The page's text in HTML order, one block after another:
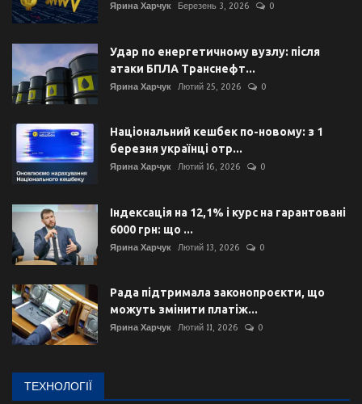
Ярина Харчук Березень 3, 2026 0
Удар по енергетичному вузлу: після
атаки БПЛА Транснефт...
Ярина Харчук Лютий 25, 2026 0
Національний кешбек по-новому: з 1
березня українці отр...
Ярина Харчук Лютий 16, 2026 0
Індексація на 12,1% і курс на гарантовані
6000 грн: що ...
Ярина Харчук Лютий 13, 2026 0
Рада підтримала законопроєкти, що
можуть змінити платіж...
Ярина Харчук Лютий 11, 2026 0
ТЕХНОЛОГІЇ